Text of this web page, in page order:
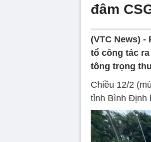
đâm
(VTC News) -
tổ công tác
tông trọng
Chiều 12/2
tỉnh Bình Định